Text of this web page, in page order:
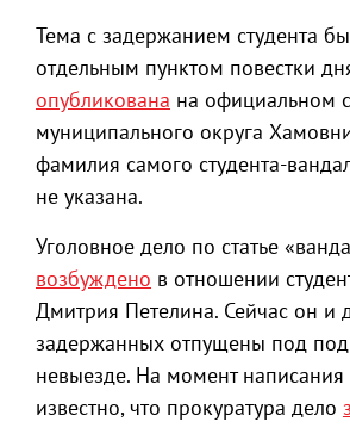
Тема с задержанием студента
отдельным пунктом повестки
опубликована на официальном
муниципального округа
фамилия самого студента-
не указана.
Уголовное дело по статье
возбуждено в отношении
Дмитрия Петелина. Сейчас он и
задержанных отпущены под
невыезде. На момент написания
известно, что прокуратура дело